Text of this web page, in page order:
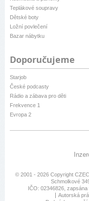
Teplákové soupravy
Dětské boty
Ložní povlečení
Bazar nábytku
Doporučujeme
Starjob
České podcasty
Rádio a zábava pro děti
Frekvence 1
Evropa 2
© 2001 - 2026 Copyright
Schmolkové
IČO: 02346826,
Autorská